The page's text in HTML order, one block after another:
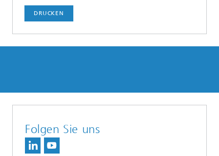
DRUCKEN
Folgen Sie uns